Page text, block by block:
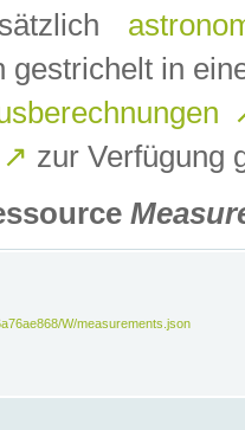
gestrichelt in
↗ zur Verfügung
W/measurements.json